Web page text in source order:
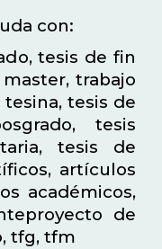
con:
tesis de fin
trabajo
tesis de
tesis
tesis de
artículos
académicos,
de
tfg, tfm